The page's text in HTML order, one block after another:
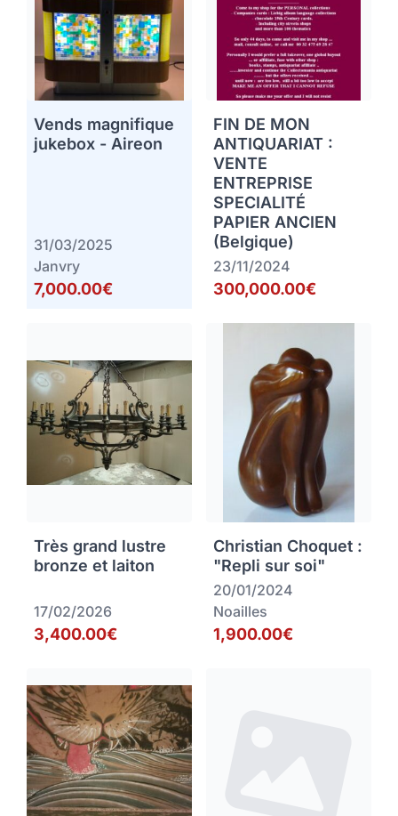
Vends magnifique
jukebox - Aireon
31/03/2025
Janvry
7,000.00€
FIN DE MON
ANTIQUARIAT :
VENTE
ENTREPRISE
SPECIALITÉ
PAPIER ANCIEN
(Belgique)
23/11/2024
300,000.00€
Très grand lustre
bronze et laiton
17/02/2026
3,400.00€
Christian Choquet :
"Repli sur soi"
20/01/2024
Noailles
1,900.00€